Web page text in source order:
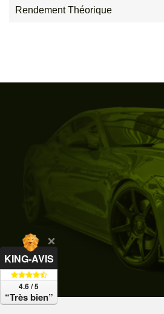
Rendement Théorique
KING-AVIS
4.6 / 5
“Très bien”